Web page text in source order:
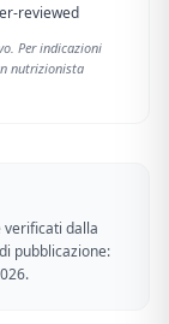
reviewed
Per indicazioni
nutrizionista
dalla
pubblicazione: